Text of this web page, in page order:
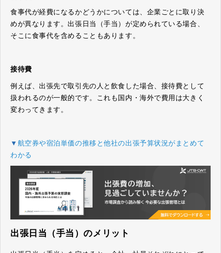
食事代が経費になるかどうかについては、企業ごとに取り決
めが異なります。出張日当（手当）が定められている場合、
そこに食事代を含めることもあります。
接待費
例えば、出張先で取引先の人と飲食した場合、接待費として
扱われるのが一般的です。これも国内・海外で費用は大きく
変わってきます。
▼ 航空券や宿泊単価の推移と他社の出張予算状況がまとめて
わかる
出張日当（手当）のメリット